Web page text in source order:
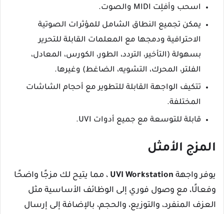
اسحب وأفلِت MIDI والصوت.
يمكن تجميع النطاق الشامل للمؤثرات الصوتية
الاحترافية ودمجها مع المعلمات القابلة للتحرير
بسهولة (التأخير، التردد، الطور، الكورس، المعادل،
الفلتر، المحرك، التشويه، الضاغط) وغيرها.
تتكيف الواجهة القابلة للتطوير مع أحجام الشاشات
المختلفة.
قابلة للتوسعة مع جميع أدوات UVI.
المزج الأمثل
يوفر واجهة UVI Workstation ، مما يتيح لك مزجًا واضحًا
وفعالًا، مع وصول فوري إلى الوظائف الأساسية مثل
العزف المنفرد، والتوزيع، والحجم، بالإضافة إلى إرسال